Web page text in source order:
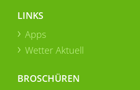
LINKS
Apps
Wetter Aktuell
BROSCHÜREN